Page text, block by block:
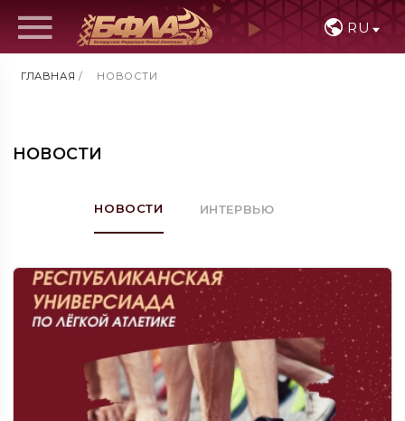
RU
ГЛАВНАЯ / НОВОСТИ
НОВОСТИ
НОВОСТИ ИНТЕРВЬЮ